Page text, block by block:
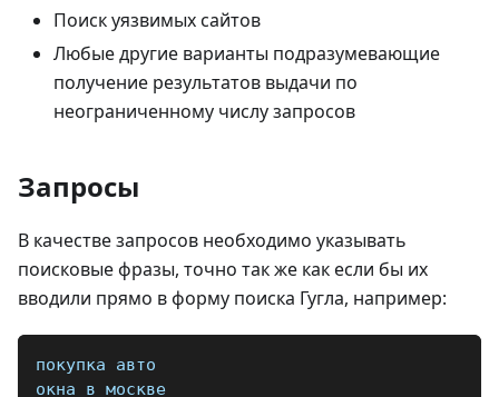
Поиск уязвимых сайтов
Любые другие варианты подразумевающие
получение результатов выдачи по
неограниченному числу запросов
Запросы
В качестве запросов необходимо указывать
поисковые фразы, точно так же как если бы их
вводили прямо в форму поиска Гугла, например:
покупка авто
окна в москве